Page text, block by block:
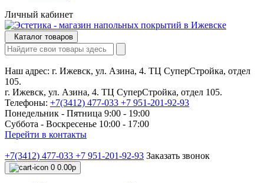
Личный кабинет
Каталог товаров
Наш адрес: г. Ижевск, ул. Азина, 4. ТЦ СуперСтройка, отдел
105.
г. Ижевск, ул. Азина, 4. ТЦ СуперСтройка, отдел 105.
Телефоны: +7(3412) 477-033 +7 951-201-92-93
Понедельник - Пятница 9:00 - 19:00
Суббота - Воскресенье 10:00 - 17:00
Перейти в контакты
+7(3412) 477-033 +7 951-201-92-93 Заказать звонок
0 0.00р